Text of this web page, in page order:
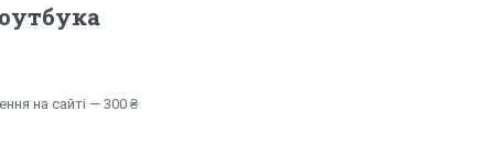
на сайті — 300 ₴